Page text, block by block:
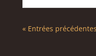
« Entrées précédentes